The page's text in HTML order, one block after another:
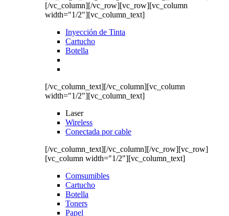
[/vc_column][/vc_row][vc_row][vc_column
width="1/2"][vc_column_text]
Inyección de Tinta
Cartucho
Botella
[/vc_column_text][/vc_column][vc_column
width="1/2"][vc_column_text]
Laser
Wireless
Conectada por cable
[/vc_column_text][/vc_column][/vc_row][vc_row]
[vc_column width="1/2"][vc_column_text]
Comsumibles
Cartucho
Botella
Toners
Papel